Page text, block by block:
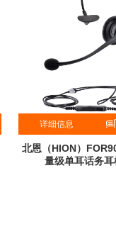
详细信息
北恩（HION）
量级单耳话务耳